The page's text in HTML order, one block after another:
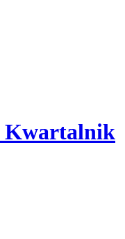
Kwartalnik